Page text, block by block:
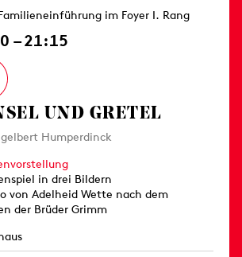
im Foyer I. Rang
– 21:15
UND GRETEL
Humperdinck
in drei Bildern
von Adelheid Wette nach dem
der Brüder Grimm